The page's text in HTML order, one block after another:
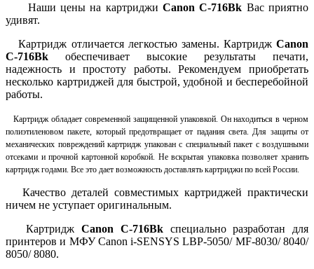
Наши цены на картриджиCanonC-716Bk Вас приятно
удивят.
Картридж отличается легкостью замены. Картридж Canon
C-716Bk обеспечивает высокие результаты печати,
надежность и простоту работы. Рекомендуем приобретать
несколько картриджей для быстрой, удобной и бесперебойной
работы.
Картридж обладает современной защищенной упаковкой. Он находиться в черном
полиэтиленовом пакете, который предотвращает от падания света. Для защиты от
механических повреждений картридж упакован с специальный пакет с воздушными
отсеками и прочной картонной коробкой. Не вскрытая упаковка позволяет хранить
картридж годами. Все это дает возможность доставлять картриджи по всей России.
Качество деталей совместимых картриджей практически
ничем не уступает оригинальным.
Картридж Canon C-716Bkспециально разработан для
принтеров и МФУ Canon i-SENSYS LBP-5050/ MF-8030/ 8040/
8050/ 8080.